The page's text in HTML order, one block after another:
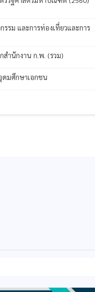
รม และการท่องเที่ยวและการ
สำนักงาน ก.พ. (รวม)
ดมศึกษาเอกชน